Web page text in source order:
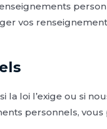
vos
la loi l’exige ou si
personnels,